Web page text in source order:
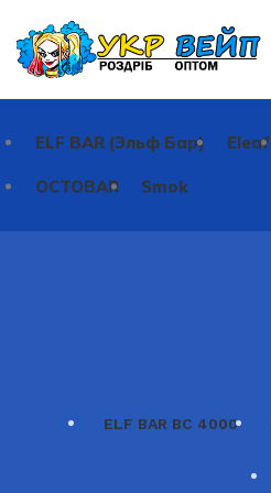
ELF BAR (Эльф Бар) Eleaf
OCTOBAR Smok
ELF BAR BC 4000